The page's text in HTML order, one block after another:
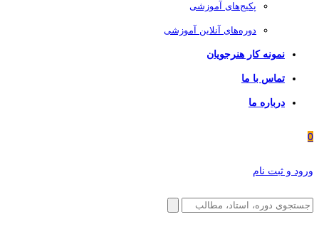
پکیج‌های آموزشی
دوره‌های آنلاین آموزشی
نمونه کار هنرجویان
تماس با ما
درباره ما
0
ورود و ثبت نام